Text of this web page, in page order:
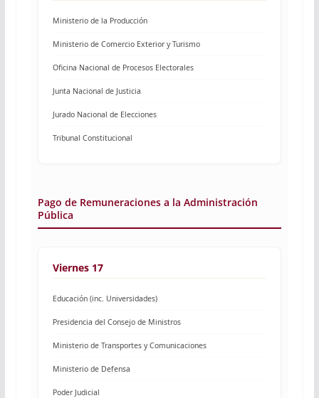
Ministerio de la Producción
Ministerio de Comercio Exterior y Turismo
Oficina Nacional de Procesos Electorales
Junta Nacional de Justicia
Jurado Nacional de Elecciones
Tribunal Constitucional
Pago de Remuneraciones a la Administración
Pública
Viernes 17
Educación (inc. Universidades)
Presidencia del Consejo de Ministros
Ministerio de Transportes y Comunicaciones
Ministerio de Defensa
Poder Judicial